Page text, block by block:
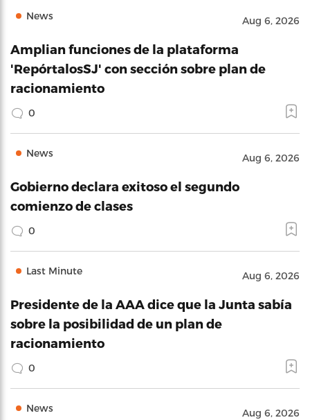
News Aug 6, 2026
Amplian funciones de la plataforma
'RepórtalosSJ' con sección sobre plan de
racionamiento
0
News Aug 6, 2026
Gobierno declara exitoso el segundo
comienzo de clases
0
Last Minute Aug 6, 2026
Presidente de la AAA dice que la Junta sabía
sobre la posibilidad de un plan de
racionamiento
0
News Aug 6, 2026